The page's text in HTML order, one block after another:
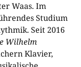
Waas. Im
Studium
Seit 2016
Wilhelm
Klavier,